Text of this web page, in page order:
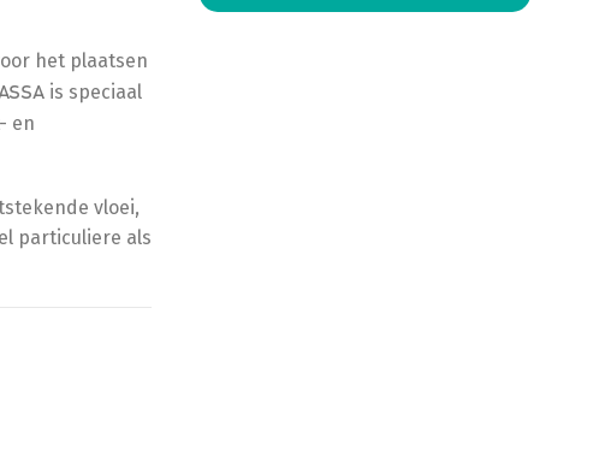
het plaatsen
is speciaal
en
vloei,
particuliere als